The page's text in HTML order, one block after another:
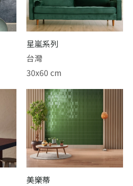
星嵐系列
台灣
30x60 cm
美樂蒂